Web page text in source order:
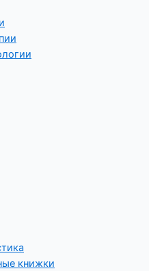
книжки